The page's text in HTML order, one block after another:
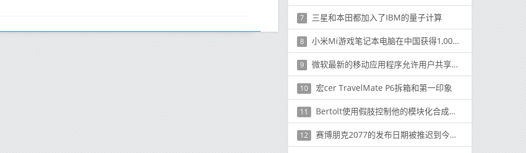
7 三星和本田都加入了IBM的量子计算
8 小米Mi游戏笔记本电脑在中国获得1,000元的折扣
9 微软最新的移动应用程序允许用户共享一个小时后会自毁的交互式幻灯片
10 宏cer TravelMate P6拆箱和第一印象
11 Bertolt使用假肢控制他的模块化合成器以产生电子音乐
12 赛博朋克2077的发布日期被推迟到今年晚些时候